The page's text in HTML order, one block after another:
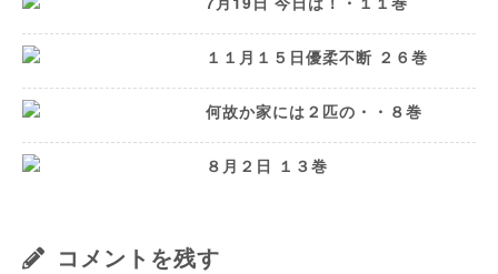
１１月１５日優柔不断 ２６巻
何故か家には２匹の・・８巻
８月２日 １３巻
コメントを残す